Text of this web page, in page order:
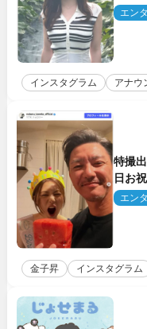
エン
インスタグラム アナウ
特撮
日お
エン
金子昇 インスタグラム